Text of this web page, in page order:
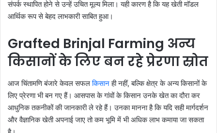
संपर्क स्थापित होने से उन्हें उचित मूल्य मिला। यही कारण है कि यह खेती मॉडल
आर्थिक रूप से बेहद लाभकारी साबित हुआ।
Grafted Brinjal Farming अन्य
किसानों के लिए बन रहे प्रेरणा स्रोत
आज चिंतामणि बंजारे केवल सफलकिसानही नहीं, बल्कि क्षेत्र के अन्य किसानों के
लिए प्रेरणा भी बन गए हैं। आसपास के गांवों के किसान उनके खेत का दौरा कर
आधुनिक तकनीकों की जानकारी ले रहे हैं। उनका मानना है कि यदि सही मार्गदर्शन
और वैज्ञानिक खेती अपनाई जाए तो कम भूमि में भी अधिक लाभ कमाया जा सकता